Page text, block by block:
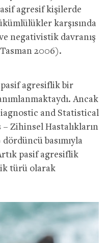
agresif kişilerde
karşısında
negativistik davranış
2006).
agresiflik bir
Ancak
and Statistical
Zihinsel Hastalıkların
basımıyla
pasif agresiflik
türü olarak